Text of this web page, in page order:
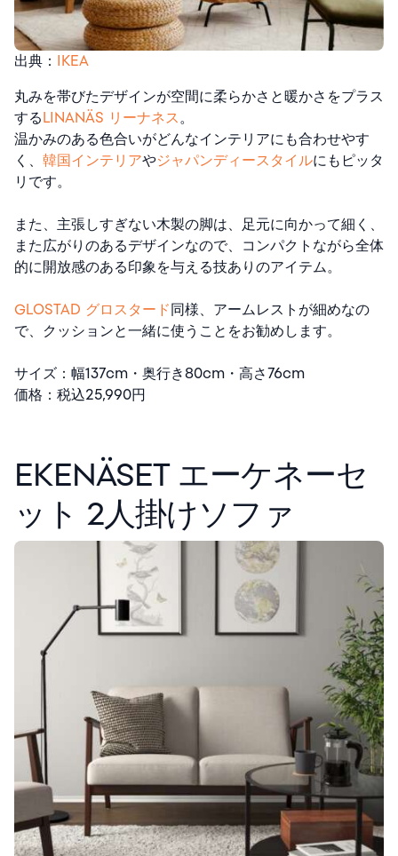
出典： IKEA
丸みを帯びたデザインが空間に柔らかさと暖かさをプラス
するLINANÄS リーナネス 。
温かみのある色合いがどんなインテリアにも合わせやす
く、 韓国インテリアやジャパンディースタイルにもピッタ
リです。
また、主張しすぎない木製の脚は、足元に向かって細く、
また広がりのあるデザインなので、コンパクトながら全体
的に開放感のある印象を与える技ありのアイテム。
GLOSTAD グロスタード同様、アームレストが細めなの
で、クッションと一緒に使うことをお勧めします。
サイズ：幅137cm・奥行き80cm・高さ76cm
価格：税込25,990円
EKENÄSET エーケネーセ
ット 2人掛けソファ